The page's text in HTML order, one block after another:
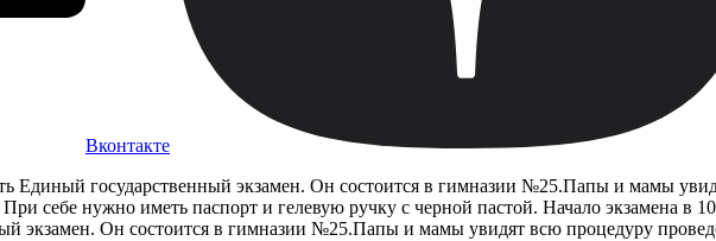
Вконтакте
Единый государственный экзамен. Он состоится в гимназии №25.Папы и мамы
себе нужно иметь паспорт и гелевую ручку с черной пастой. Начало экзамена в
экзамен. Он состоится в гимназии №25.Папы и мамы увидят всю процедуру